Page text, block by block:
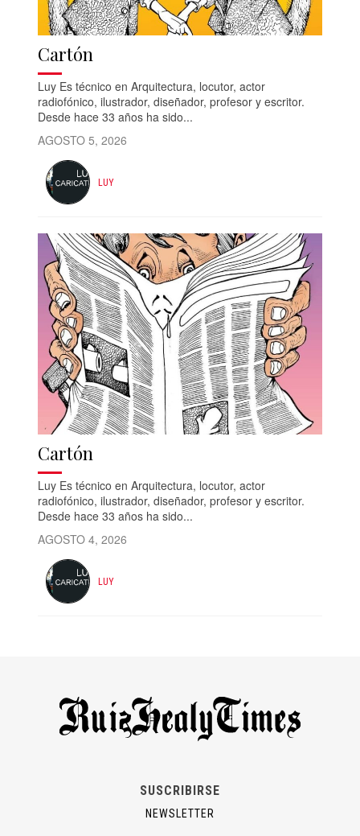
Cartón
Luy Es técnico en Arquitectura, locutor, actor
radiofónico, ilustrador, diseñador, profesor y escritor.
Desde hace 33 años ha sido...
AGOSTO 5, 2026
LUY
Cartón
Luy Es técnico en Arquitectura, locutor, actor
radiofónico, ilustrador, diseñador, profesor y escritor.
Desde hace 33 años ha sido...
AGOSTO 4, 2026
LUY
SUSCRIBIRSE
NEWSLETTER